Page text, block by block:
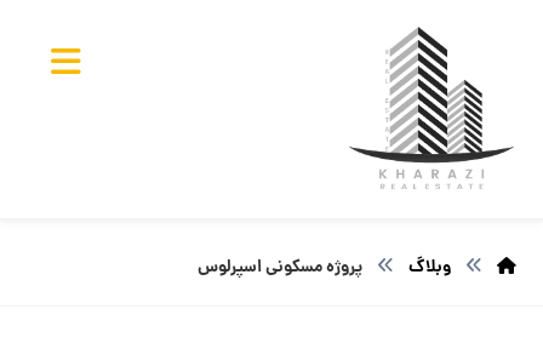
وبلاگ پروژه مسکونی اسپرلوس